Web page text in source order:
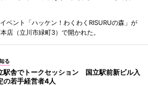
ベント「ハッケン！わくわくRISURUの森」が
店（立川市緑町3）で開かれた。
る
駅舎でトークセッション 国立駅前新ビル入
の若手経営者4人